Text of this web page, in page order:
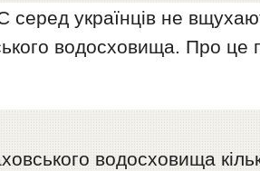
серед українців не
водосховища. Про це
водосховища